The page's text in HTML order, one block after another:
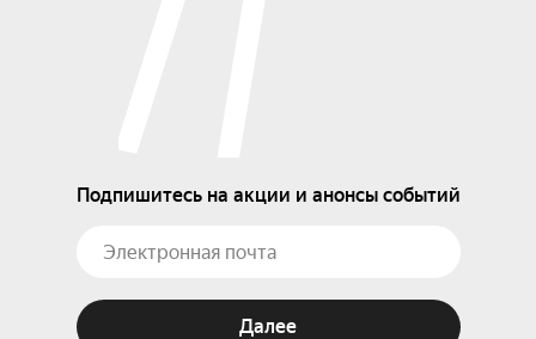
Подпишитесь на акции и анонсы событий
Далее